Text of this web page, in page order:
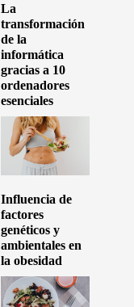
La
transformación
de la
informática
gracias a 10
ordenadores
esenciales
Influencia de
factores
genéticos y
ambientales en
la obesidad